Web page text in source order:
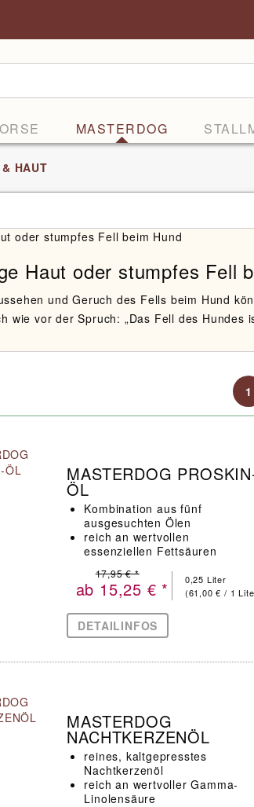
MASTERDOG
HAUT
Haut oder stumpfes Fell
und Geruch des Fells beim Hund
wie vor der Spruch: „Das Fell des Hundes
1
MASTERDOG
ÖL
Kombination aus fünf
ausgesuchten Ölen
reich an wertvollen
essenziellen Fettsäuren
elastische Haut
0,25 Liter
(61,00 € / 1
ab 15,25 € *
17,95 € *
DETAILINFOS
MASTERDOG
NACHTKERZENÖL
reines, kaltgepresstes
Nachtkerzenöl
reich an wertvoller Gamma-
Linolensäure